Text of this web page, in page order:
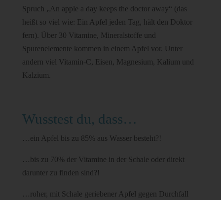
Spruch „An apple a day keeps the doctor away“ (das
heißt so viel wie: Ein Apfel jeden Tag, hält den Doktor
fern). Über 30 Vitamine, Mineralstoffe und
Spurenelemente kommen in einem Apfel vor. Unter
andern viel Vitamin-C, Eisen, Magnesium, Kalium und
Kalzium.
Wusstest du, dass…
…ein Apfel bis zu 85% aus Wasser besteht?!
…bis zu 70% der Vitamine in der Schale oder direkt
darunter zu finden sind?!
…roher, mit Schale geriebener Apfel gegen Durchfall